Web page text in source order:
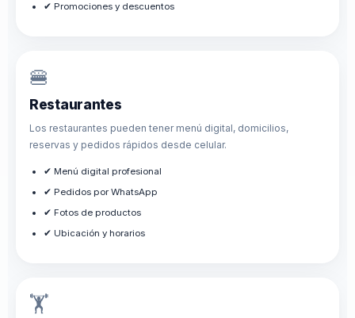
✔ Promociones y descuentos
🍔
Restaurantes
Los restaurantes pueden tener menú digital, domicilios,
reservas y pedidos rápidos desde celular.
✔ Menú digital profesional
✔ Pedidos por WhatsApp
✔ Fotos de productos
✔ Ubicación y horarios
🏋️